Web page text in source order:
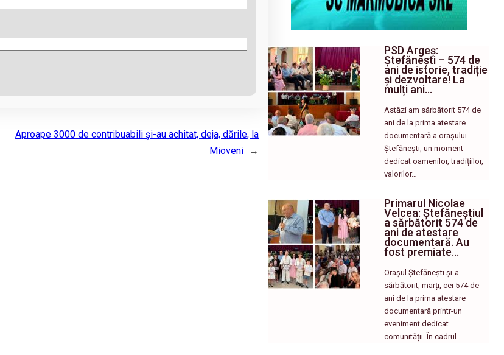
Aproape 3000 de contribuabili și-au achitat, deja, dările, la
Mioveni
→
PSD Argeș:
Ștefănești – 574 de
ani de istorie, tradiție
și dezvoltare! La
mulți ani…
Astăzi am sărbătorit 574 de
ani de la prima atestare
documentară a orașului
Ștefănești, un moment
dedicat oamenilor, tradițiilor,
valorilor…
Primarul Nicolae
Velcea: Ștefăneștiul
a sărbătorit 574 de
ani de atestare
documentară. Au
fost premiate…
Orașul Ștefănești și-a
sărbătorit, marți, cei 574 de
ani de la prima atestare
documentară printr-un
eveniment dedicat
comunității. În cadrul…